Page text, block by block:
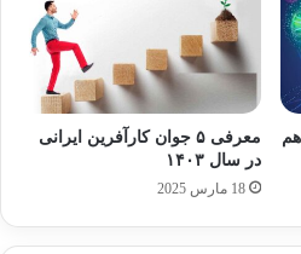
اپراتورها اعلام کردیم و
باید افزایش پیدا کند؟
ادامه داد: همچنین
در حوزه توسعه فناوری 5G برنامه‌ای به اپراتورها
باید به چه هدفی برسیم و
معرفی ۵ جوان کارآفرین ایرانی
در سال ۱۴۰۳
18 مارس 2025